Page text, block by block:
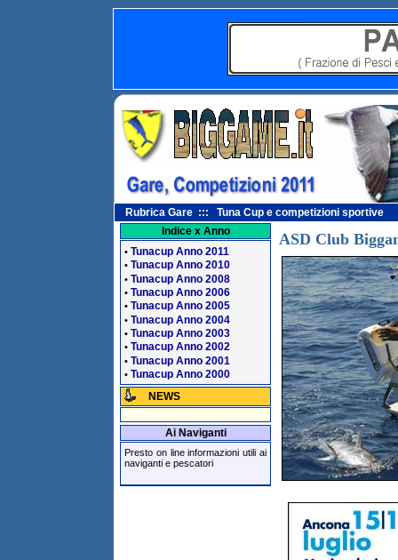
Rubrica Gare ::: Tuna Cup e competizioni sportive
Indice x Anno
• Tunacup Anno 2011
• Tunacup Anno 2010
• Tunacup Anno 2008
• Tunacup Anno 2006
• Tunacup Anno 2005
• Tunacup Anno 2004
• Tunacup Anno 2003
• Tunacup Anno 2002
• Tunacup Anno 2001
• Tunacup Anno 2000
NEWS
Ai Naviganti
Presto on line informazioni utili ai
naviganti e pescatori
ASD Club